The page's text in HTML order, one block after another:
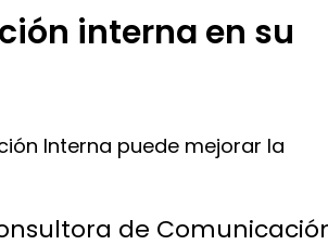
interna en su
Interna puede mejorar la
de